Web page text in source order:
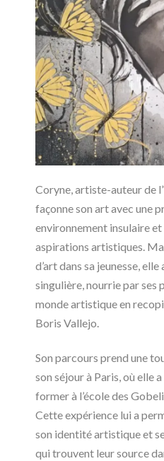
Coryne, artiste-auteur de
façonne son art avec une
environnement insulaire et
aspirations artistiques.
d’art dans sa jeunesse,
singulière, nourrie par ses
monde artistique en
Boris Vallejo.
Son parcours prend une
son séjour à Paris, où elle
former à l’école des
Cette expérience lui a
son identité artistique et
qui trouvent leur source